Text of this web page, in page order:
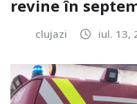
revine în
clujazi iul. 13,